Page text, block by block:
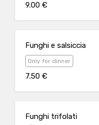
9.00 €
Funghi e salsiccia
Only for dinner
7.50 €
Funghi trifolati